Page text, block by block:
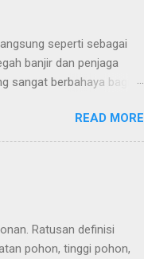
seperti sebagai
banjir dan penjaga
sangat berbahaya bagi
bertanggung jawab atas
kram perut dan mual
yang paling
READ MORE
Ratusan definisi
pohon, tinggi pohon,